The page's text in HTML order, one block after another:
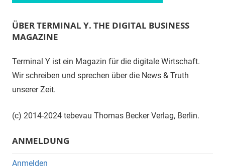
ÜBER TERMINAL Y. THE DIGITAL BUSINESS
MAGAZINE
Terminal Y ist ein Magazin für die digitale Wirtschaft.
Wir schreiben und sprechen über die News & Truth
unserer Zeit.
(c) 2014-2024 tebevau Thomas Becker Verlag, Berlin.
ANMELDUNG
Anmelden